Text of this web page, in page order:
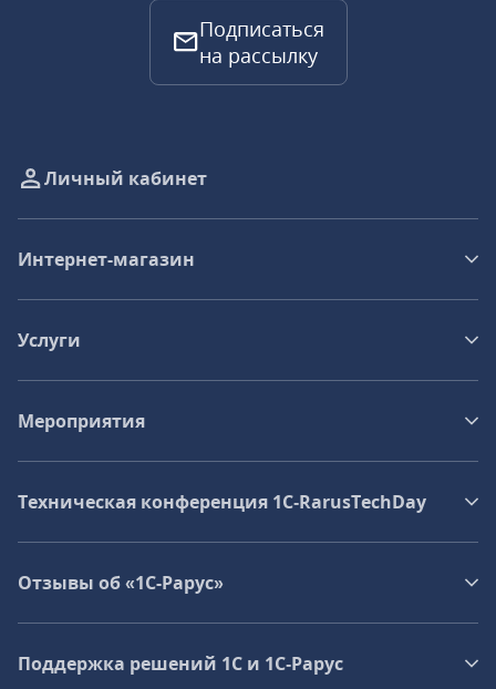
Подписаться
на рассылку
Личный кабинет
Интернет-магазин
Услуги
Мероприятия
Техническая конференция 1C‑RarusTechDay
Отзывы об «1С-Рарус»
Поддержка решений 1С и 1С‑Рарус